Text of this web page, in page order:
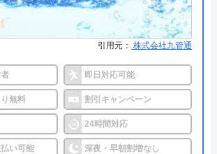
ートのクチコミ on
4.8（410件のクチコミ）
ついて
うまい棒エビマヨ
依頼件数194万件以上（2023年累
詳細は公式HPでご確認ください
がおすすめの理由
を放送しており、その知名度の
引用元： 株式会社九管通
即日対応可能
無料 割引キャンペーン
24時間対応
い可能 深夜・早朝割増なし